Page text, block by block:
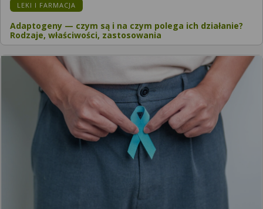
LEKI I FARMACJA
Adaptogeny — czym są i na czym polega ich działanie?
Rodzaje, właściwości, zastosowania